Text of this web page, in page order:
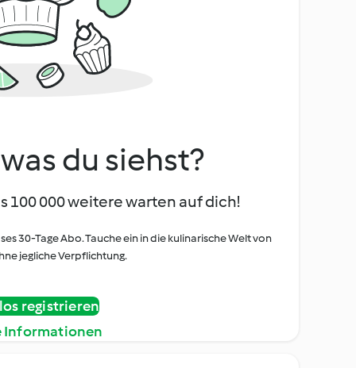
du siehst?
100 000 weitere warten auf dich!
30-Tage Abo. Tauche ein in die kulinarische Welt von
jegliche Verpflichtung.
registrieren
Informationen